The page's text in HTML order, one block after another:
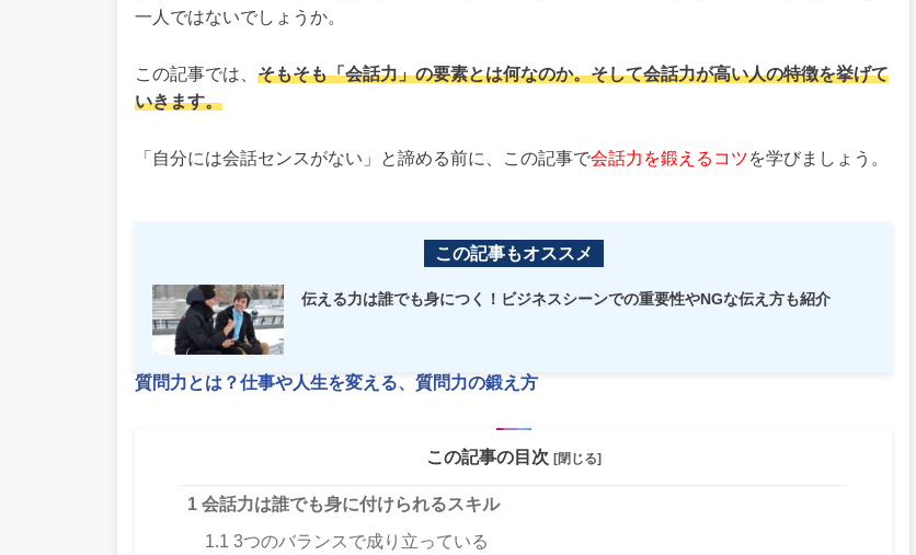
一人ではないでしょうか。
この記事では、 そもそも「会話力」の要素とは何なのか。そして会話力が高い人の特徴を挙げて
いきます。
「自分には会話センスがない」と諦める前に、この記事で会話力を鍛えるコツを学びましょう。
この記事もオススメ
伝える力は誰でも身につく！ビジネスシーンでの重要性やNGな伝え方も紹介
質問力とは？仕事や人生を変える、質問力の鍛え方
この記事の目次 [閉じる]
1 会話力は誰でも身に付けられるスキル
1.1 3つのバランスで成り立っている